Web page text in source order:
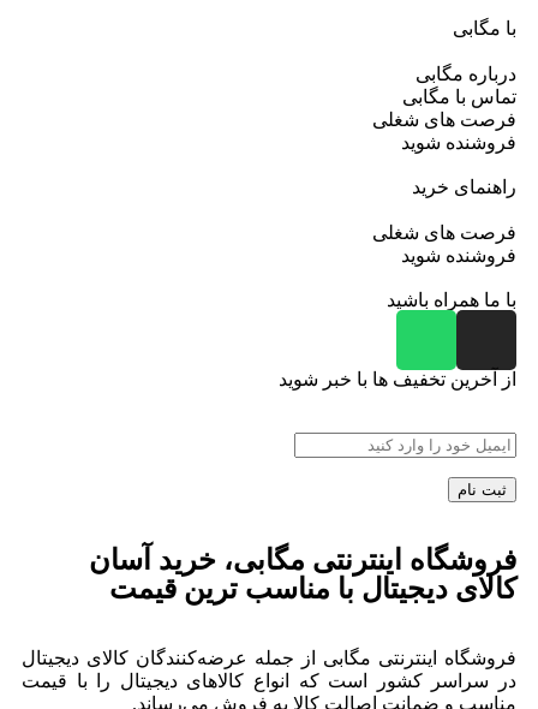
با مگابی
درباره مگابی
تماس با مگابی
فرصت های شغلی
فروشنده شوید
راهنمای خرید
فرصت های شغلی
فروشنده شوید
با ما همراه باشید
از آخرین تخفیف ها با خبر شوید
فروشگاه اینترنتی مگابی، خرید آسان
کالای دیجیتال با مناسب ترین قیمت
فروشگاه اینترنتی مگابی از جمله عرضه‌کنندگان کالای دیجیتال
در سراسر کشور است که انواع کالاهای دیجیتال را با قیمت
مناسب و ضمانت اصالت کالا به فروش می‌رساند.